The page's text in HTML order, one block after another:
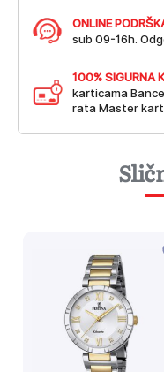
ONLINE
sub 09-16h.
100% SIGURNA
karticama
rata Master